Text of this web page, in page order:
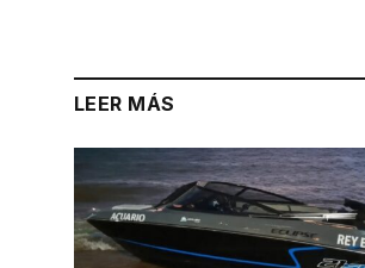
LEER MÁS